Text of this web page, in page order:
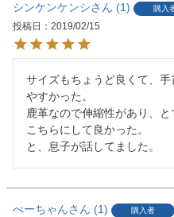
シンケンケンシ 1 購入
投稿日
2019/02/15
サイズもちょうど良くて、
やすかった。
鹿革なので伸縮性があり、と
こちらにして良かった。
と、息子が話してました。
ぺーちゃん 1 購入者